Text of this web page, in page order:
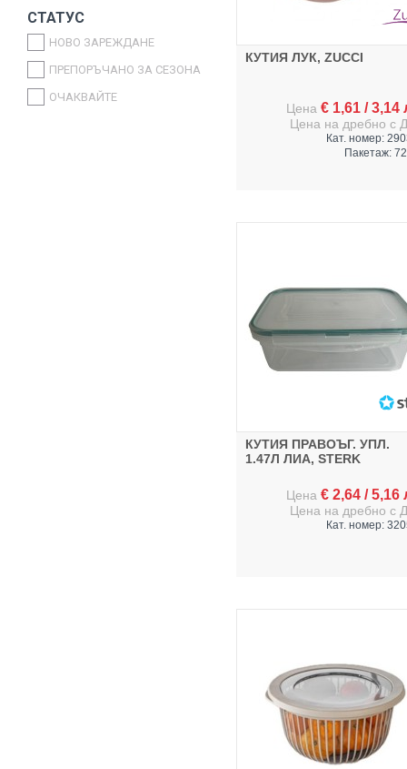
GEZER
PAPILION
SARINAGLASS
KOZA
СТАТУС
НОВО ЗАРЕЖДАНЕ
ПРЕПОРЪЧАНО ЗА СЕЗОНА
ОЧАКВАЙТЕ
КУТИЯ ЛУК, ZUCCI
Цена € 1,61 /3,14
Цена на дребно с
Кат. номер:
Пакетаж:
КУТИЯ ПРАВОЪГ. УПЛ.
1.47Л ЛИА, STERK
Цена € 2,64 /5,16
Цена на дребно с
Кат. номер: